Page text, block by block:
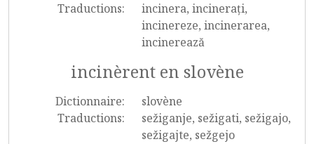
Traductions:
incinera, incinerați,
incinereze, incinerarea,
incinerează
incinèrent en slovène
Dictionnaire:
slovène
Traductions:
sežiganje, sežigati, sežigajo,
sežigajte, sežgejo